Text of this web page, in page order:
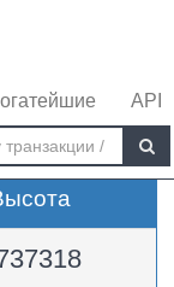
API